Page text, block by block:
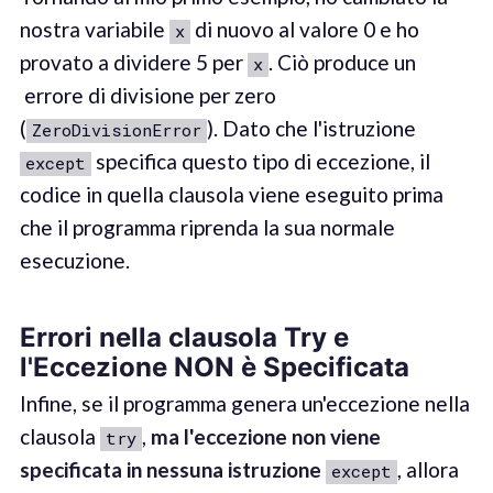
nostra variabile x di nuovo al valore 0 e ho
provato a dividere 5 per x . Ciò produce un
errore di divisione per zero
( ZeroDivisionError ). Dato che l'istruzione
except specifica questo tipo di eccezione, il
codice in quella clausola viene eseguito prima
che il programma riprenda la sua normale
esecuzione.
Errori nella clausola Try e
l'Eccezione NON è Specificata
Infine, se il programma genera un'eccezione nella
clausola try , ma l'eccezione non viene
specificata in nessuna istruzione except , allora